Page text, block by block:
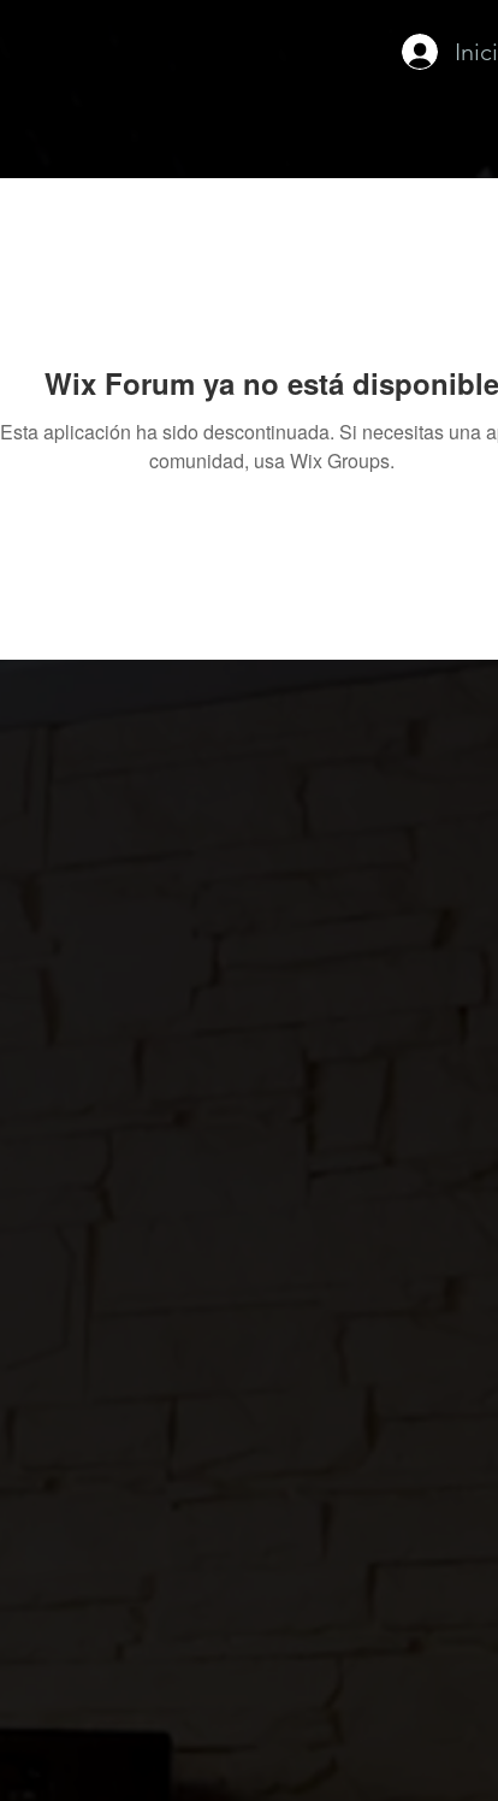
Wix Forum ya no está disponible
Esta aplicación ha sido descontinuada. Si necesitas una
comunidad, usa Wix Groups.